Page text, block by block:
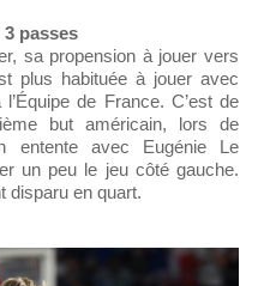
passes
sa propension à jouer vers
plus habituée à jouer avec
de France. C’est de
but américain, lors de
entente avec Eugénie Le
un peu le jeu côté gauche.
disparu en quart.